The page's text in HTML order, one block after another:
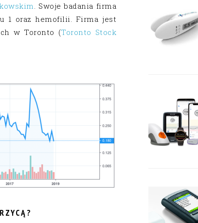
. Swoje badania firma
1 oraz hemofilii. Firma jest
w Toronto (Toronto Stock